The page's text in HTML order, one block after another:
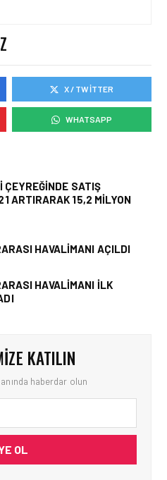
HABERLER • 02 HAZ 2026
AVRUPA
HAVACILIK GÖRÜNÜMÜ
18-24 MAYIS
X / TWITTER
WHATSAPP
SATIŞ
ARTIRARAK 15,2 MILYON
HAVALIMANI AÇILDI
HAVALIMANI İLK
KATILIN
haberdar olun
OL